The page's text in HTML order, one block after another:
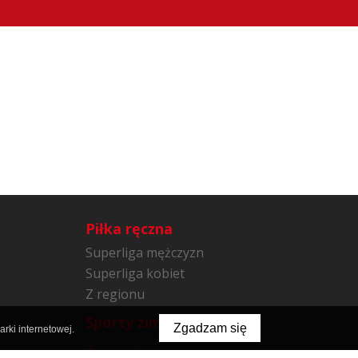
Piłka ręczna
Superliga mężczyzn
Superliga kobiet
Z regionu
Sporty zimowe
Sporty inne
internetowej. Zgadzam się